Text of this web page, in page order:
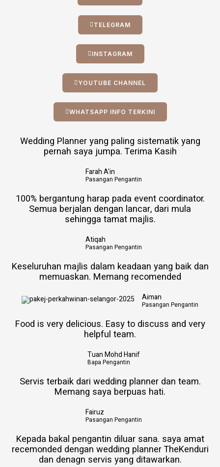
TELEGRAM
INSTAGRAM
YOUTUBE CHANNEL
WHATSAPP INFO TERKINI
Wedding Planner yang paling sistematik yang
pernah saya jumpa. Terima Kasih
Farah A'in
Pasangan Pengantin
100% bergantung harap pada event coordinator.
Semua berjalan dengan lancar, dari mula
sehingga tamat majlis.
Atiqah
Pasangan Pengantin​
Keseluruhan majlis dalam keadaan yang baik dan
memuaskan. Memang recomended
Aiman
Pasangan Pengantin
Food is very delicious. Easy to discuss and very
helpful team.
Tuan Mohd Hanif
Bapa Pengantin
Servis terbaik dari wedding planner dan team.
Memang saya berpuas hati.
Fairuz
Pasangan Pengantin
Kepada bakal pengantin diluar sana. saya amat
recemonded dengan wedding planner TheKenduri
dan denagn servis yang ditawarkan.